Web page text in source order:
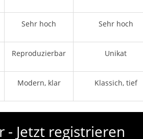
Sehr hoch Sehr hoch
Reproduzierbar Unikat
Modern, klar Klassich, tief
- Jetzt registrieren